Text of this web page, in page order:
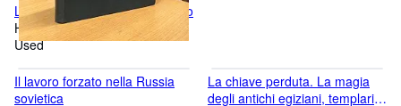
La pittura italiana dell'Ottocento
Hardcover
Used
Il lavoro forzato nella Russia
sovietica
La chiave perduta. La magia
degli antichi egiziani, templari e